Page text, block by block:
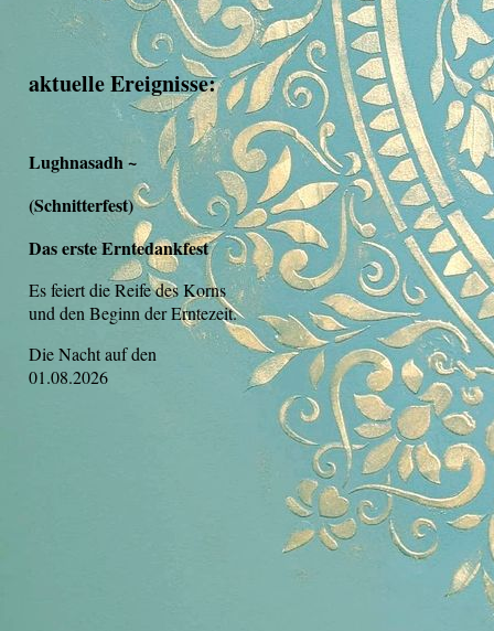
aktuelle Ereignisse:
Lughnasadh ~
(Schnitterfest)
Das erste Erntedankfest
Es feiert die Reife des Korns
und den Beginn der Erntezeit.
Die Nacht auf den
01.08.2026